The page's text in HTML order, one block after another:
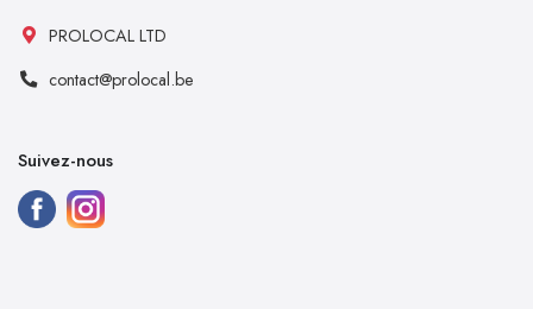
PROLOCAL LTD
contact@prolocal.be
Suivez-nous